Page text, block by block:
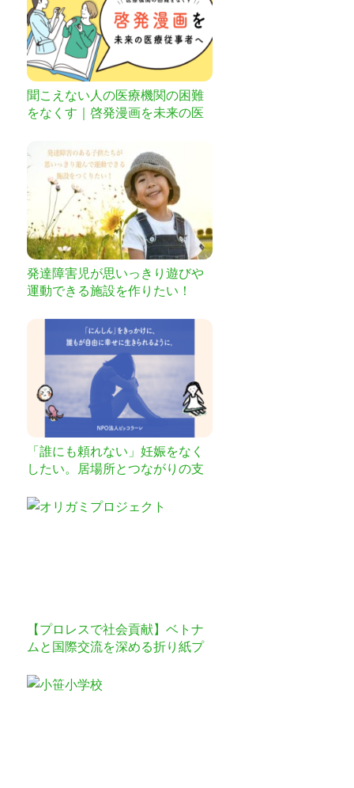
聞こえない人の医療機関の困難
をなくす｜啓発漫画を未来の医
発達障害児が思いっきり遊びや
運動できる施設を作りたい！
「誰にも頼れない」妊娠をなく
したい。居場所とつながりの支
【プロレスで社会貢献】ベトナ
ムと国際交流を深める折り紙プ